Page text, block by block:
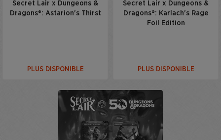
Secret Lair x Dungeons &
Dragons®: Astarion's Thirst
PLUS DISPONIBLE
Secret Lair x Dungeons &
Dragons®: Karlach's Rage
Foil Edition
PLUS DISPONIBLE